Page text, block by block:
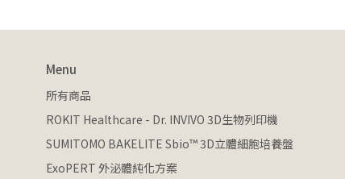
Menu
所有商品
ROKIT Healthcare - Dr. INVIVO 3D生物列印機
SUMITOMO BAKELITE Sbio™ 3D立體細胞培養盤
ExoPERT 外泌體純化方案